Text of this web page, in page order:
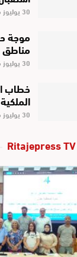
30 يوليوز 2026
موجة
مناطق
30 يوليوز 2026
خطاب
30 يوليوز 2026
Ritajepress TV